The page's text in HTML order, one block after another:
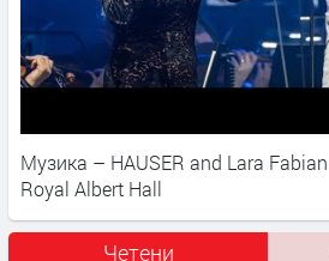
Музика – HAUSER and Lara
Royal Albert Hall
Четени